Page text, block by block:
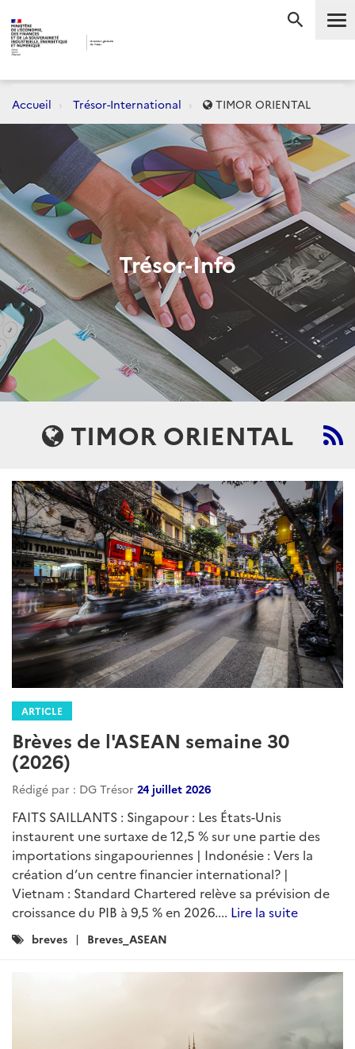
Accueil Trésor-International TIMOR ORIENTAL
Trésor-Info
TIMOR ORIENTAL
ARTICLE
Brèves de l'ASEAN semaine 30
(2026)
Rédigé par : DG Trésor 24 juillet 2026
FAITS SAILLANTS : Singapour : Les États-Unis
instaurent une surtaxe de 12,5 % sur une partie des
importations singapouriennes | Indonésie : Vers la
création d’un centre financier international? |
Vietnam : Standard Chartered relève sa prévision de
croissance du PIB à 9,5 % en 2026.... Lire la suite
Catégories
breves Breves_ASEAN